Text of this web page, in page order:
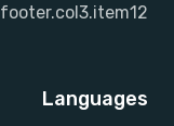
footer.col3.item12
Languages